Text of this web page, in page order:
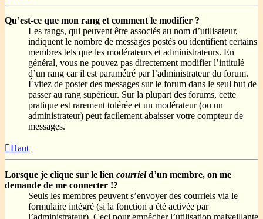
Qu’est-ce que mon rang et comment le modifier ?
Les rangs, qui peuvent être associés au nom d’utilisateur,
indiquent le nombre de messages postés ou identifient certains
membres tels que les modérateurs et administrateurs. En
général, vous ne pouvez pas directement modifier l’intitulé
d’un rang car il est paramétré par l’administrateur du forum.
Évitez de poster des messages sur le forum dans le seul but de
passer au rang supérieur. Sur la plupart des forums, cette
pratique est rarement tolérée et un modérateur (ou un
administrateur) peut facilement abaisser votre compteur de
messages.
Haut
Lorsque je clique sur le lien courrield’un membre, on me
demande de me connecter !?
Seuls les membres peuvent s’envoyer des courriels via le
formulaire intégré (si la fonction a été activée par
l’administrateur). Ceci pour empêcher l’utilisation malveillante